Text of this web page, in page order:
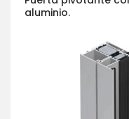
aluminio.